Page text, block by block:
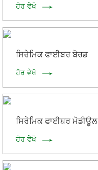
ਹੋਰ ਵੇਖੋ
ਸਿਰੇਮਿਕ ਫਾਈਬਰ ਬੋਰਡ
ਹੋਰ ਵੇਖੋ
ਸਿਰੇਮਿਕ ਫਾਈਬਰ ਮੋਡੀਊਲ
ਹੋਰ ਵੇਖੋ